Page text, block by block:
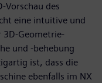
Vorschau des
eine intuitive und
3D-Geometrie-
und -behebung
ist, dass die
ebenfalls im NX